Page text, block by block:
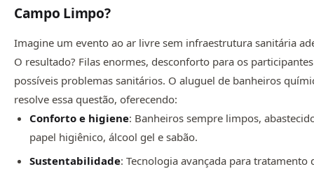
Campo Limpo?
Imagine um evento ao ar livre sem infraestrutura sanitária
O resultado? Filas enormes, desconforto para os
possíveis problemas sanitários. O aluguel de banheiros
resolve essa questão, oferecendo:
Conforto e higiene: Banheiros sempre limpos,
papel higiênico, álcool gel e sabão.
Sustentabilidade: Tecnologia avançada para tratamento